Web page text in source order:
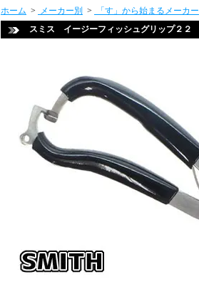
ホーム > メーカー別 > 「す」から始まるメーカー
スミス イージーフィッシュグリップ２２